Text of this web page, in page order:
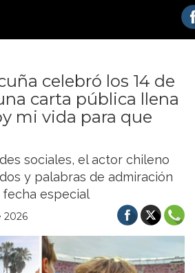
celebró los 14 de
carta pública llena
mi vida para que
sociales, el actor chileno
y palabras de admiración
fecha especial
2026